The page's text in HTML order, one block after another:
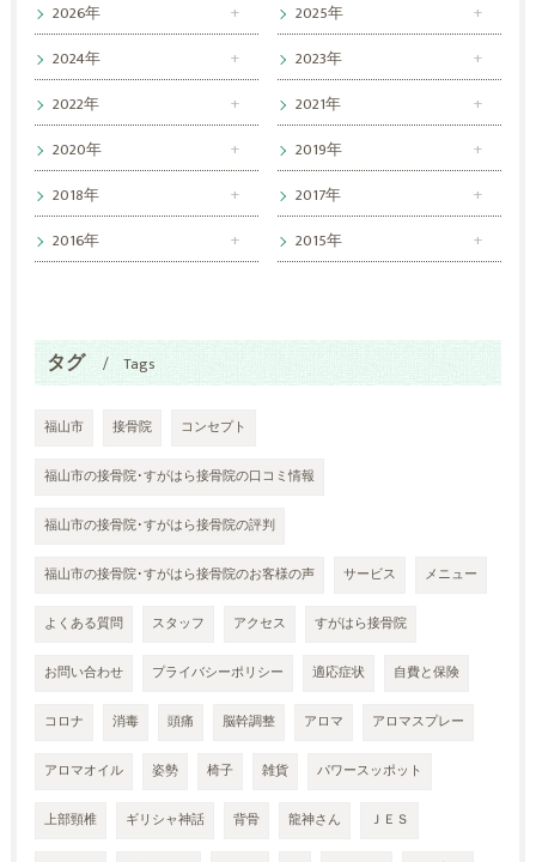
2026年
2025年
2024年
2023年
2022年
2021年
2020年
2019年
2018年
2017年
2016年
2015年
タグ Tags
福山市 接骨院 コンセプト
福山市の接骨院･すがはら接骨院の口コミ情報
福山市の接骨院･すがはら接骨院の評判
福山市の接骨院･すがはら接骨院のお客様の声 サービス メニュー
よくある質問 スタッフ アクセス すがはら接骨院
お問い合わせ プライバシーポリシー 適応症状 自費と保険
コロナ 消毒 頭痛 脳幹調整 アロマ アロマスプレー
アロマオイル 姿勢 椅子 雑貨 パワースッポット
上部頸椎 ギリシャ神話 背骨 龍神さん ＪＥＳ